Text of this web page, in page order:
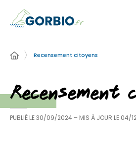
Recensement citoyens
Recensement
PUBLIÉ LE30/09/2024 – MIS À JOUR LE 04/